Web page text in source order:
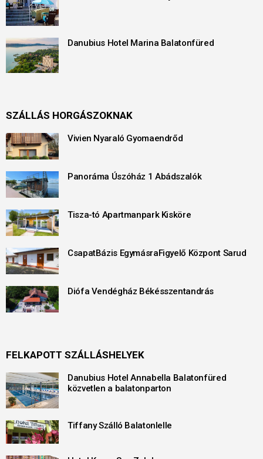
Danubius Hotel Marina Balatonfüred
SZÁLLÁS HORGÁSZOKNAK
Vivien Nyaraló Gyomaendrőd
Panoráma Úszóház 1 Abádszalók
Tisza-tó Apartmanpark Kisköre
CsapatBázis EgymásraFigyelő Központ Sarud
Diófa Vendégház Békésszentandrás
FELKAPOTT SZÁLLÁSHELYEK
Danubius Hotel Annabella Balatonfüred
közvetlen a balatonparton
Tiffany Szálló Balatonlelle